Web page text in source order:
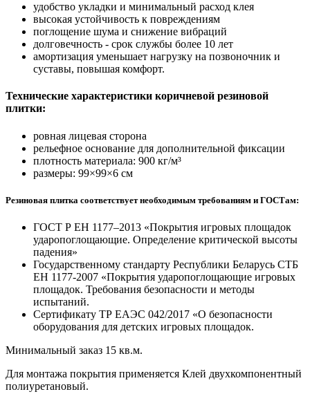
удобство укладки и минимальный расход клея
высокая устойчивость к повреждениям
поглощение шума и снижение вибраций
долговечность - срок службы более 10 лет
амортизация уменьшает нагрузку на позвоночник и
суставы, повышая комфорт.
Технические характеристики коричневой резиновой
плитки:
ровная лицевая сторона
рельефное основание для дополнительной фиксации
плотность материала: 900 кг/м³
размеры: 99×99×6 см
Резиновая плитка соответствует необходимым требованиям и ГОСТам:
ГОСТ Р ЕН 1177–2013 «Покрытия игровых площадок
ударопоглощающие. Определение критической высоты
падения»
Государственному стандарту Республики Беларусь СТБ
ЕН 1177-2007 «Покрытия ударопоглощающие игровых
площадок. Требования безопасности и методы
испытаний.
Сертификату ТР ЕАЭС 042/2017 «О безопасности
оборудования для детских игровых площадок.
Минимальный заказ 15 кв.м.
Для монтажа покрытия применяется Клей двухкомпонентный
полиуретановый.